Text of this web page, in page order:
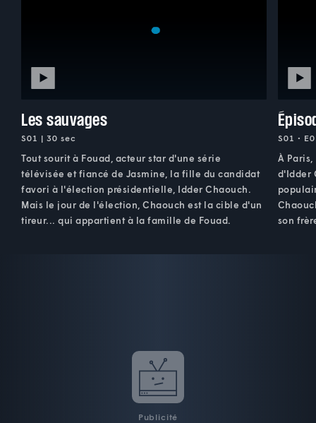
Les sauvages
S01 | 30 sec
Tout sourit à Fouad, acteur star d'une série
télévisée et fiancé de Jasmine, la fille du candidat
favori à l'élection présidentielle, Idder Chaouch.
Mais le jour de l'élection, Chaouch est la cible d'un
tireur... qui appartient à la famille de Fouad.
S01 •
À
d'Idder
son
Publicité